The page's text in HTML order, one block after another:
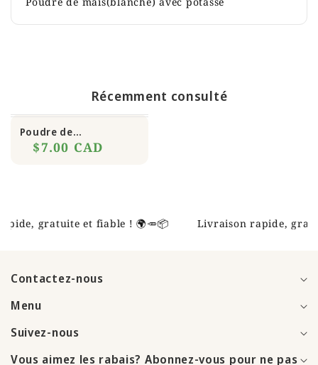
Récemment consulté
Poudre de
maïs(Kabato) avec
potasse
$7.00 CAD
gratuite et fiable ! 🌍🥕📦 Livraison rapide,
Contactez-nous
Menu
Suivez-nous
Vous aimez les rabais? Abonnez-vous pour ne pas